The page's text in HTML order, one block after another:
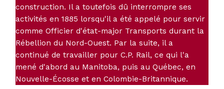
construction. Il a toutefois dû interrompre ses
activités en 1885 lorsqu'il a été appelé pour servir
comme Officier d'état-major Transports durant la
Rébellion du Nord-Ouest. Par la suite, il a
continué de travailler pour C.P. Rail, ce qui l'a
mené d'abord au Manitoba, puis au Québec, en
Nouvelle-Écosse et en Colombie-Britannique.